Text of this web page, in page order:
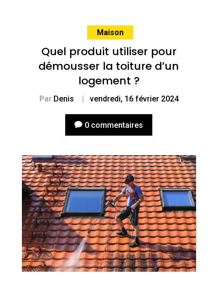
Maison
Quel produit utiliser pour
démousser la toiture d’un
logement ?
Par Denis | vendredi, 16 février 2024
0 commentaires